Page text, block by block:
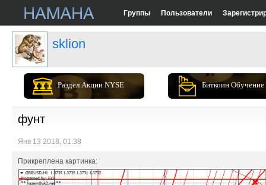
Группы Пользователи
sklion
Раздел Акции NYSE Биткоин Обучение
фунт
Янв 13 2018, 01:38
Прикреплена картинка: